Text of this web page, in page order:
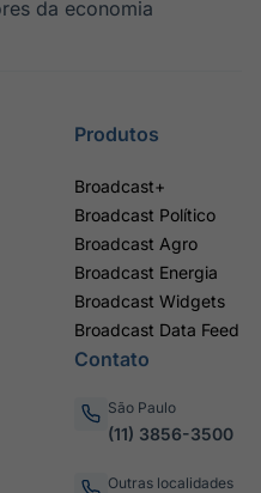
da economia
Produtos
Broadcast+
Broadcast Político
Broadcast Agro
Broadcast Energia
Broadcast Widgets
Broadcast Data Feed
Contato
São Paulo
(11) 3856-3500
Outras localidades